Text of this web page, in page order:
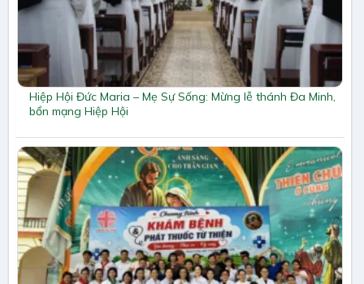
Hiệp Hội Đức Maria – Mẹ Sự Sống: Mừng lễ thánh Đa Minh,
bổn mạng Hiệp Hội